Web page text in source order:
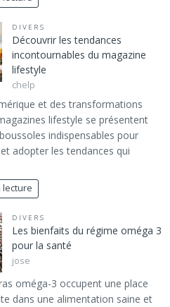
DIVERS
Découvrir les tendances
incontournables du magazine
lifestyle
chelp
et des transformations
lifestyle se présentent
indispensables pour
adopter les tendances qui
lecture
DIVERS
Les bienfaits du régime oméga 3
pour la santé
jose
oméga-3 occupent une place
dans une alimentation saine et